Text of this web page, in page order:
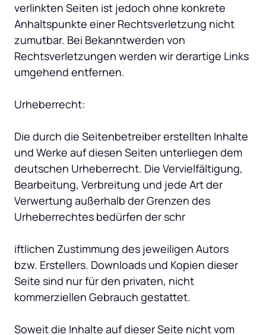
verlinkten Seiten ist jedoch ohne konkrete
Anhaltspunkte einer Rechtsverletzung nicht
zumutbar. Bei Bekanntwerden von
Rechtsverletzungen werden wir derartige Links
umgehend entfernen.
Urheberrecht:
Die durch die Seitenbetreiber erstellten Inhalte
und Werke auf diesen Seiten unterliegen dem
deutschen Urheberrecht. Die Vervielfältigung,
Bearbeitung, Verbreitung und jede Art der
Verwertung außerhalb der Grenzen des
Urheberrechtes bedürfen der schr
iftlichen Zustimmung des jeweiligen Autors
bzw. Erstellers. Downloads und Kopien dieser
Seite sind nur für den privaten, nicht
kommerziellen Gebrauch gestattet.
Soweit die Inhalte auf dieser Seite nicht vom